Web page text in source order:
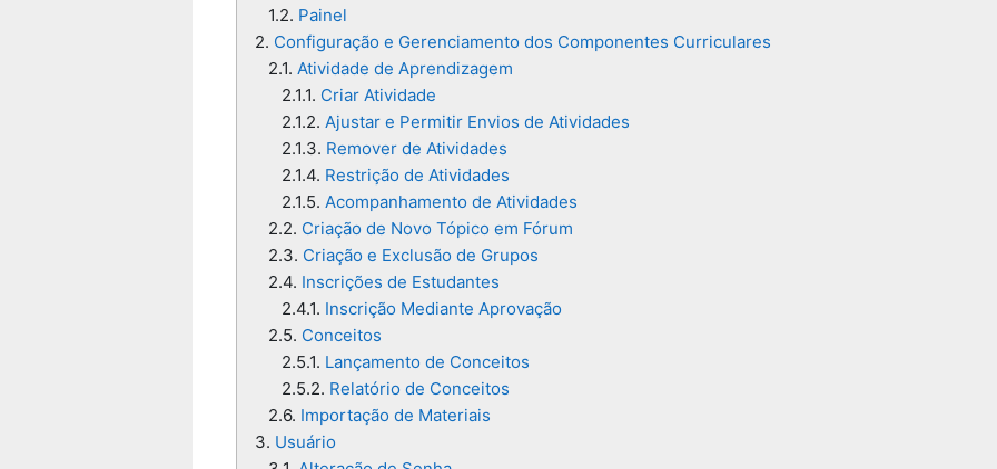
1.2. Painel
2. Configuração e Gerenciamento dos Componentes Curriculares
2.1. Atividade de Aprendizagem
2.1.1. Criar Atividade
2.1.2. Ajustar e Permitir Envios de Atividades
2.1.3. Remover de Atividades
2.1.4. Restrição de Atividades
2.1.5. Acompanhamento de Atividades
2.2. Criação de Novo Tópico em Fórum
2.3. Criação e Exclusão de Grupos
2.4. Inscrições de Estudantes
2.4.1. Inscrição Mediante Aprovação
2.5. Conceitos
2.5.1. Lançamento de Conceitos
2.5.2. Relatório de Conceitos
2.6. Importação de Materiais
3. Usuário